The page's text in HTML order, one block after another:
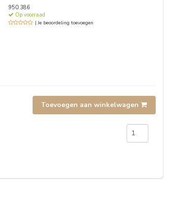
950.386
Op voorraad
| Je beoordeling toevoegen
Toevoegen aan winkelwagen